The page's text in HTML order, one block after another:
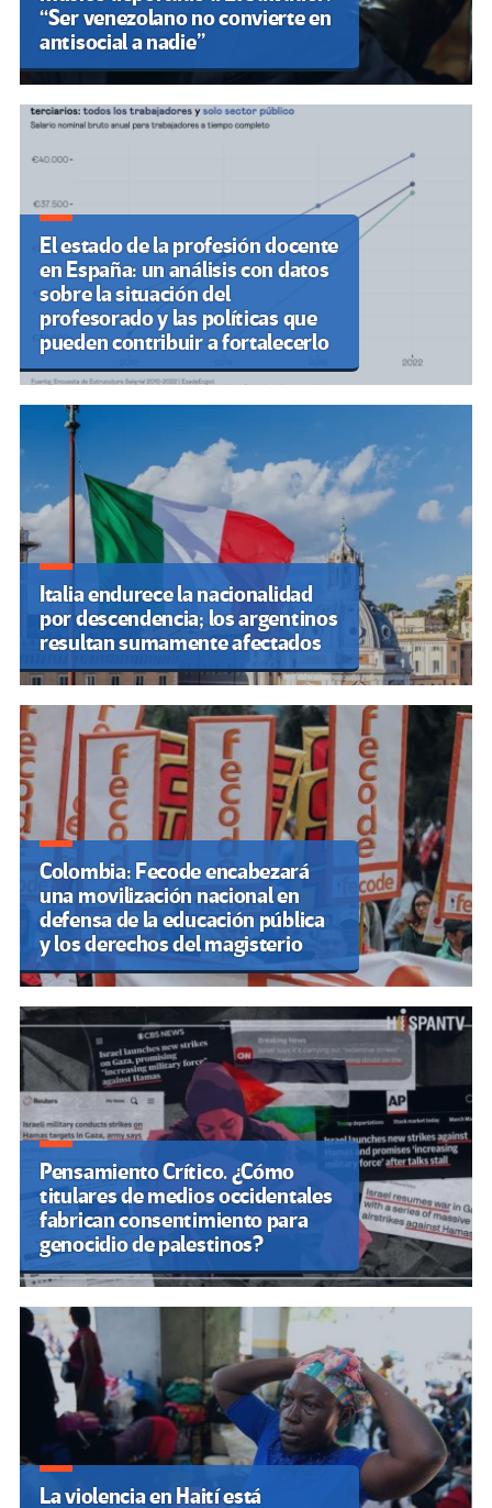
“Ser venezolano no convierte en
antisocial a nadie”
El estado de la profesión docente
en España: un análisis con datos
sobre la situación del
profesorado y las políticas que
pueden contribuir a fortalecerlo
Italia endurece la nacionalidad
por descendencia; los argentinos
resultan sumamente afectados
Colombia: Fecode encabezará
una movilización nacional en
defensa de la educación pública
y los derechos del magisterio
Pensamiento Crítico. ¿Cómo
titulares de medios occidentales
fabrican consentimiento para
genocidio de palestinos?
La violencia en Haití está